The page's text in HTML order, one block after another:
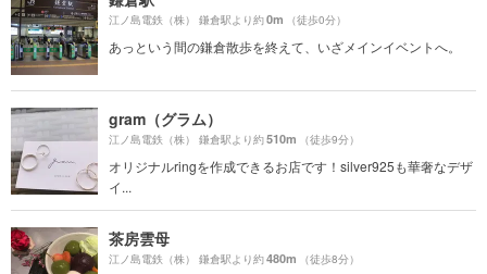
江ノ島電鉄（株） 鎌倉駅より約0m （徒歩0分）
あっという間の鎌倉散歩を終えて、いざメインイベントへ。
gram（グラム）
江ノ島電鉄（株） 鎌倉駅より約510m （徒歩9分）
オリジナルringを作成できるお店です！silver925も華奢なデザ
イ...
茶房雲母
江ノ島電鉄（株） 鎌倉駅より約480m （徒歩8分）